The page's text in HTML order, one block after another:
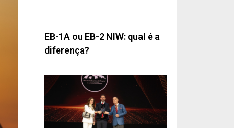
EB-1A ou EB-2 NIW: qual é a
diferença?